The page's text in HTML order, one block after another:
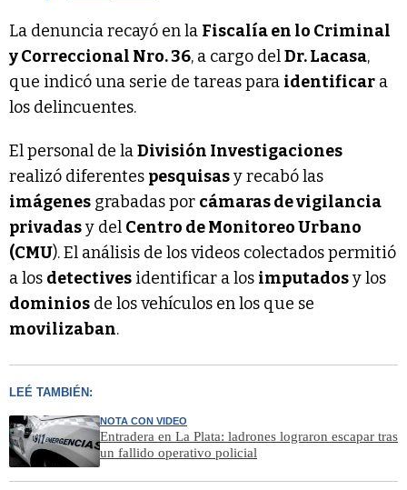
La denuncia recayó en la Fiscalía en lo Criminal
y Correccional Nro. 36, a cargo delDr. Lacasa,
que indicó una serie de tareas para identificar a
los delincuentes.
El personal de laDivisión Investigaciones
realizó diferentes pesquisasy recabó las
imágenes grabadas por cámaras de vigilancia
privadasy del Centro de Monitoreo Urbano
(CMU). El análisis de los videos colectados permitió
a los detectives identificar a los imputadosy los
dominios de los vehículos en los que se
movilizaban.
LEÉ TAMBIÉN:
NOTA CON VIDEO
Entradera en La Plata: ladrones lograron escapar tras
un fallido operativo policial